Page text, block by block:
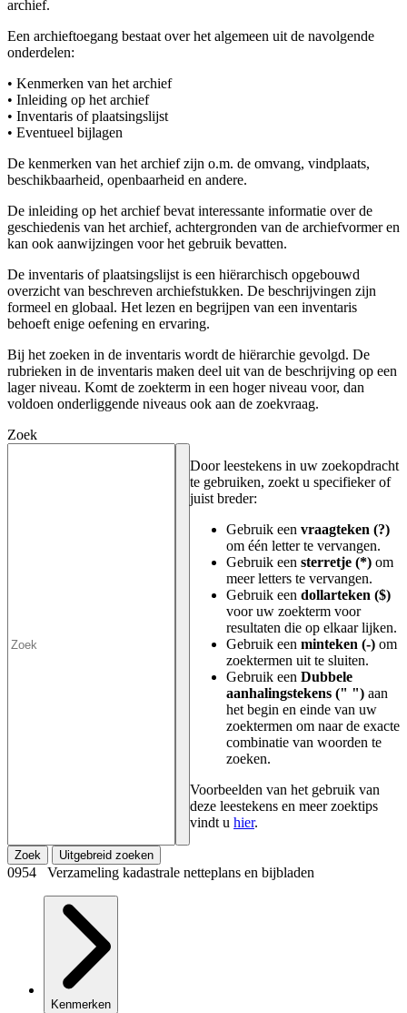
archief.
Een archieftoegang bestaat over het algemeen uit de navolgende
onderdelen:
• Kenmerken van het archief
• Inleiding op het archief
• Inventaris of plaatsingslijst
• Eventueel bijlagen
De kenmerken van het archief zijn o.m. de omvang, vindplaats,
beschikbaarheid, openbaarheid en andere.
De inleiding op het archief bevat interessante informatie over de
geschiedenis van het archief, achtergronden van de archiefvormer en
kan ook aanwijzingen voor het gebruik bevatten.
De inventaris of plaatsingslijst is een hiërarchisch opgebouwd
overzicht van beschreven archiefstukken. De beschrijvingen zijn
formeel en globaal. Het lezen en begrijpen van een inventaris
behoeft enige oefening en ervaring.
Bij het zoeken in de inventaris wordt de hiërarchie gevolgd. De
rubrieken in de inventaris maken deel uit van de beschrijving op een
lager niveau. Komt de zoekterm in een hoger niveau voor, dan
voldoen onderliggende niveaus ook aan de zoekvraag.
Zoek
Door leestekens in uw zoekopdracht
te gebruiken, zoekt u specifieker of
juist breder:
Gebruik een vraagteken (?)
om één letter te vervangen.
Gebruik een sterretje (*) om
meer letters te vervangen.
Gebruik een dollarteken ($)
voor uw zoekterm voor
resultaten die op elkaar lijken.
Gebruik een minteken (-) om
zoektermen uit te sluiten.
Gebruik een Dubbele
aanhalingstekens (" ") aan
het begin en einde van uw
zoektermen om naar de exacte
combinatie van woorden te
zoeken.
Voorbeelden van het gebruik van
deze leestekens en meer zoektips
vindt u hier.
Zoek Uitgebreid zoeken
0954 Verzameling kadastrale netteplans en bijbladen
Kenmerken